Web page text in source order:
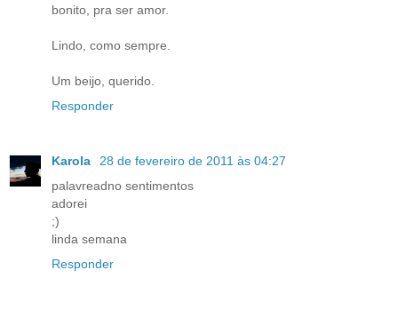
bonito, pra ser amor.
Lindo, como sempre.
Um beijo, querido.
Responder
Karola
28 de fevereiro de 2011 às 04:27
palavreadno sentimentos
adorei
;)
linda semana
Responder